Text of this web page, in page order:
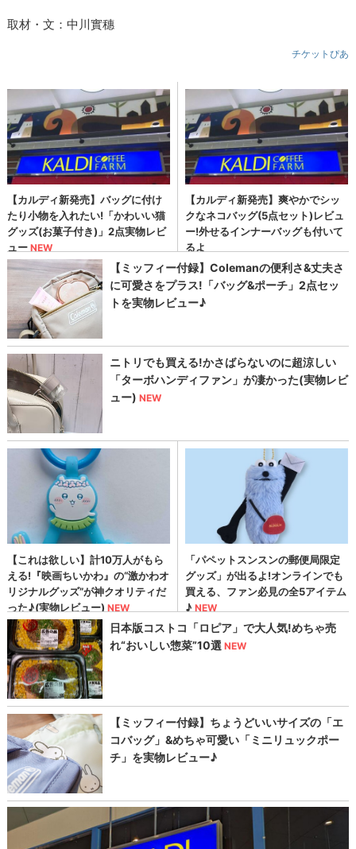
取材・文：中川實穗
チケットぴあ